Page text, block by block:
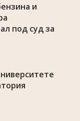
и
под суд за